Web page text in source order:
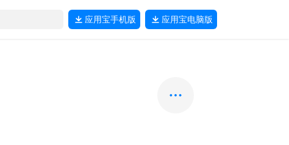
应用宝手机版 应用宝电脑版